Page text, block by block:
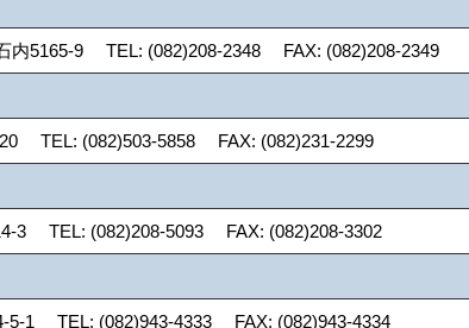
内5165-9 TEL: (082)208-2348 FAX: (082)208-2349
TEL: (082)503-5858 FAX: (082)231-2299
3 TEL: (082)208-5093 FAX: (082)208-3302
5-1 TEL: (082)943-4333 FAX: (082)943-4334